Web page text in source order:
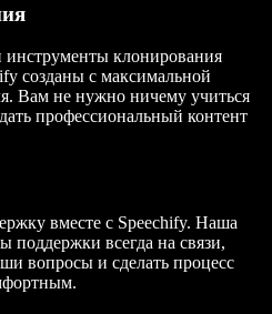
клонирования
созданы с максимальной
Вам не нужно ничему учиться
профессиональный контент
вместе с Speechify. Наша
поддержки всегда на связи,
вопросы и сделать процесс